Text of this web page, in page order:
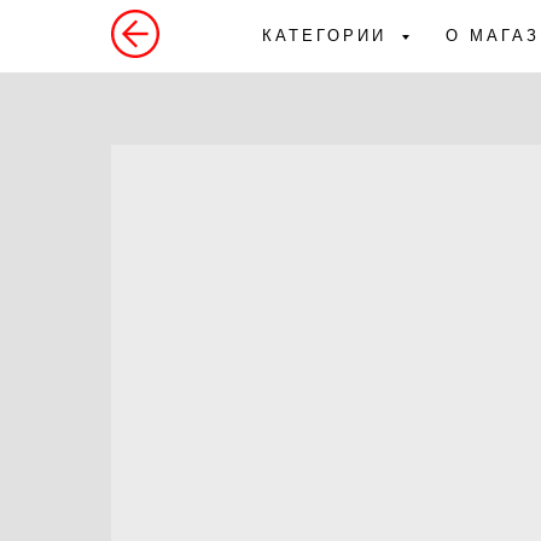
КАТЕГОРИИ О